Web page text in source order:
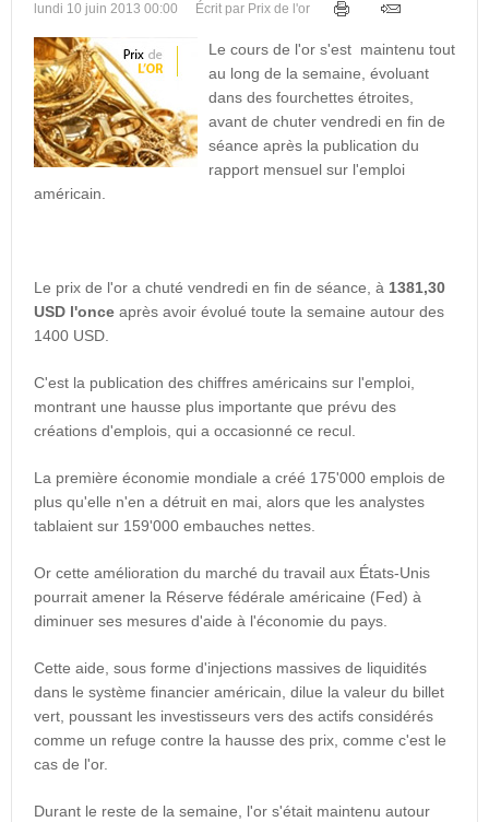
lundi 10 juin 2013 00:00 Écrit par Prix de l'or
Le cours de l'or s'est maintenu tout
au long de la semaine, évoluant
dans des fourchettes étroites,
avant de chuter vendredi en fin de
séance après la publication du
rapport mensuel sur l'emploi
américain.
Le prix de l'or a chuté vendredi en fin de séance, à 1381,30
USD l'once après avoir évolué toute la semaine autour des
1400 USD.
C'est la publication des chiffres américains sur l'emploi,
montrant une hausse plus importante que prévu des
créations d'emplois, qui a occasionné ce recul.
La première économie mondiale a créé 175'000 emplois de
plus qu'elle n'en a détruit en mai, alors que les analystes
tablaient sur 159'000 embauches nettes.
Or cette amélioration du marché du travail aux États-Unis
pourrait amener la Réserve fédérale américaine (Fed) à
diminuer ses mesures d'aide à l'économie du pays.
Cette aide, sous forme d'injections massives de liquidités
dans le système financier américain, dilue la valeur du billet
vert, poussant les investisseurs vers des actifs considérés
comme un refuge contre la hausse des prix, comme c'est le
cas de l'or.
Durant le reste de la semaine, l'or s'était maintenu autour